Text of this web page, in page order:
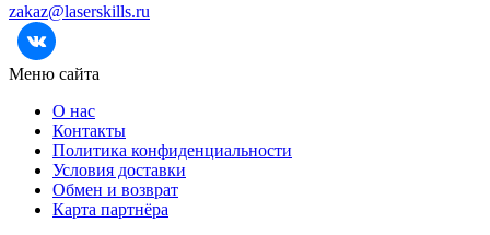
zakaz@laserskills.ru
Меню сайта
О нас
Контакты
Политика конфиденциальности
Условия доставки
Обмен и возврат
Карта партнёра